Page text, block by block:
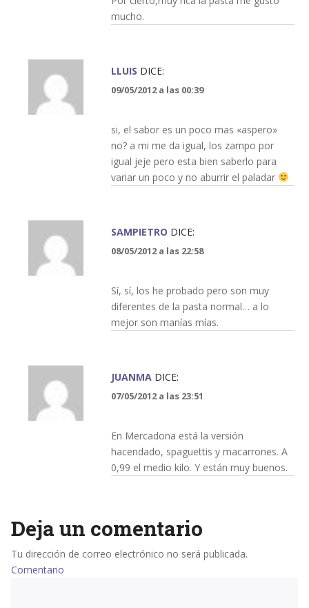
mucho.
LLUIS DICE:
09/05/2012 a las 00:39
si, el sabor es un poco mas «aspero»
no? a mi me da igual, los zampo por
igual jeje pero esta bien saberlo para
variar un poco y no aburrir el paladar
SAMPIETRO DICE:
08/05/2012 a las 22:58
Sí, sí, los he probado pero son muy
diferentes de la pasta normal… a lo
mejor son manías mías.
JUANMA DICE:
07/05/2012 a las 23:51
En Mercadona está la versión
hacendado, spaguettis y macarrones. A
0,99 el medio kilo. Y están muy buenos.
Deja un comentario
Tu dirección de correo electrónico no será publicada.
Comentario